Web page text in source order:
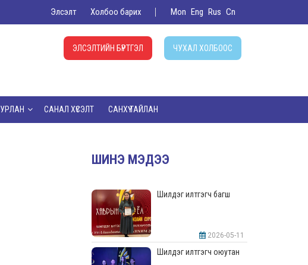
Элсэлт Холбоо барих Mon Eng Rus Cn
ЭЛСЭЛТИЙН БҮРТГЭЛ ЧУХАЛ ХОЛБООС
УРЛАН САНАЛ ХҮСЭЛТ САНХҮҮ ТАЙЛАН
ШИНЭ МЭДЭЭ
Шилдэг илтгэгч багш
2026-05-11
Шилдэг илтгэгч оюутан